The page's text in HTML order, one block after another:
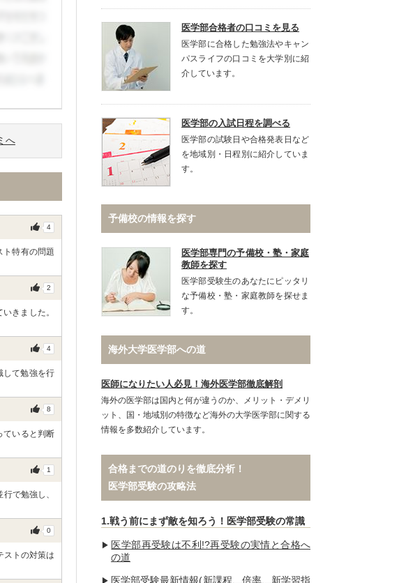
へ
4
ト特有の問題
2
きました。
4
して勉強を行
8
ていると判断
1
で勉強し、
0
ストの対策は
医学部合格者の口コミを見る
医学部に合格した勉強法やキャン
パスライフの口コミを大学別に紹
介しています。
医学部の入試日程を調べる
医学部の試験日や合格発表日など
を地域別・日程別に紹介していま
す。
予備校の情報を探す
医学部専門の予備校・塾・家庭
教師を探す
医学部受験生のあなたにピッタリ
な予備校・塾・家庭教師を探せま
す。
海外大学医学部への道
医師になりたい人必見！海外医学部徹底解剖
海外の医学部は国内と何が違うのか、メリット・デメリ
ット、国・地域別の特徴など海外の大学医学部に関する
情報を多数紹介しています。
合格までの道のりを徹底分析！
医学部受験の攻略法
1.戦う前にまず敵を知ろう！医学部受験の常識
医学部再受験は不利!?再受験の実情と合格へ
の道
医学部受験最新情報(新課程、倍率、新学習指